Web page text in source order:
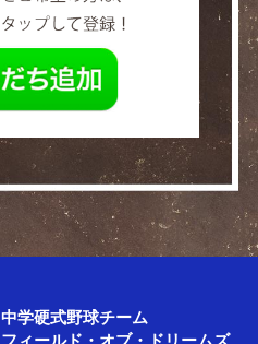
LINEでご連絡
中学硬式野球チーム
フィールド・オブ・ドリームズ